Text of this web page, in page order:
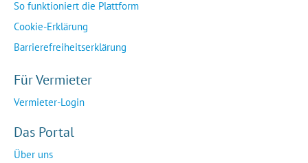
So funktioniert die Plattform
Cookie-Erklärung
Barrierefreiheitserklärung
Für Vermieter
Vermieter-Login
Das Portal
Über uns